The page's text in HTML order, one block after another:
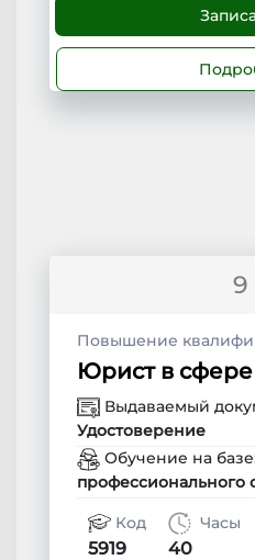
9
Повышение
Юрист в
Выдаваемый
Удостоверение
Обучение на
профессионального
Код
5919
Часы
40